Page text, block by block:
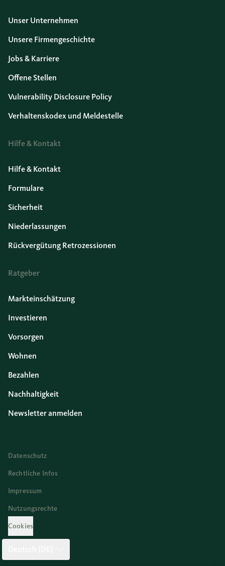
Unser Unternehmen
Unsere Firmengeschichte
Jobs & Karriere
Offene Stellen
Vulnerability Disclosure Policy
Verhaltenskodex und Meldestelle
Hilfe & Kontakt
Hilfe & Kontakt
Formulare
Sicherheit
Niederlassungen
Rückvergütung Retrozessionen
Ratgeber
Markteinschätzung
Investieren
Vorsorgen
Wohnen
Bezahlen
Nachhaltigkeit
Newsletter anmelden
Datenschutz
Rechtliche Infos
Impressum
Nutzungsrechte
Cookies